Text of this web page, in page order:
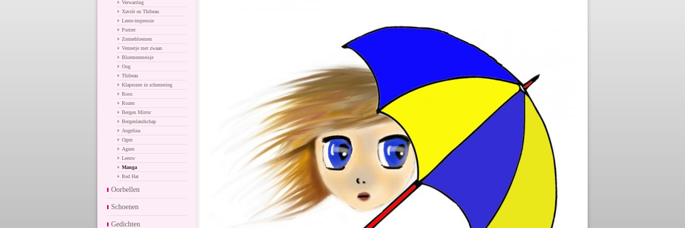
Verwarring
Xaviér en Thibeau
Lente-impressie
Portret
Zonnebloemen
Vennetje met zwaan
Bloemenmeisje
Oog
Thibeau
Klaprozen in schemering
Roos
Rozen
Bergen Mirror
Bergenlandschap
Angelina
Ogen
Agnes
Leeuw
Manga
Red Hat
Oorbellen
Schoenen
Gedichten